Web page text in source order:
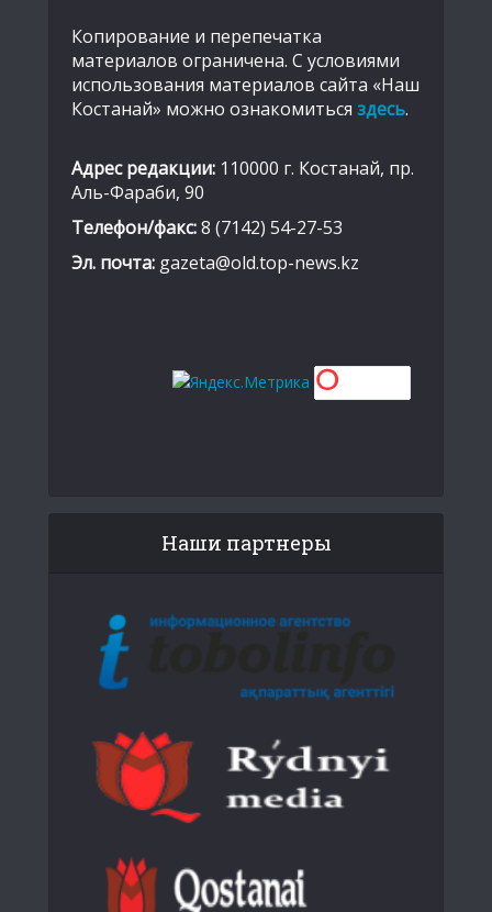
Копирование и перепечатка
материалов ограничена. С условиями
использования материалов сайта «Наш
Костанай» можно ознакомиться здесь.
Адрес редакции: 110000 г. Костанай, пр.
Аль-Фараби, 90
Телефон/факс:8 (7142) 54-27-53
Эл. почта: gazeta@old.top-news.kz
Наши партнеры